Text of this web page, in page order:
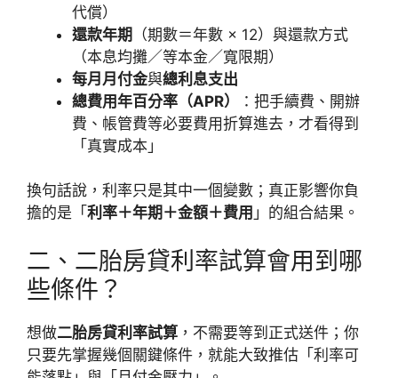
代償）
還款年期 （期數＝年數 × 12）與還款方式
（本息均攤／等本金／寬限期）
每月月付金與總利息支出
總費用年百分率（APR）
：把手續費、開辦
費、帳管費等必要費用折算進去，才看得到
「真實成本」
換句話說，利率只是其中一個變數；真正影響你負
擔的是「 利率＋年期＋金額＋費用 」的組合結果。
二、二胎房貸利率試算會用到哪
些條件？
想做二胎房貸利率試算 ，不需要等到正式送件；你
只要先掌握幾個關鍵條件，就能大致推估「利率可